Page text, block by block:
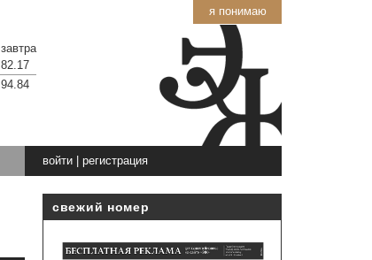
я понимаю
завтра
82.17
94.84
войти| регистрация
свежий номер